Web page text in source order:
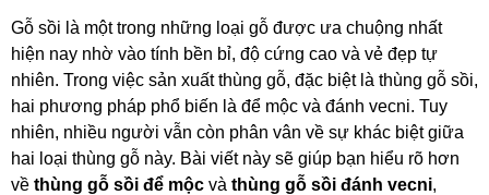
Gỗ sồi là một trong những loại gỗ được ưa chuộng nhất
hiện nay nhờ vào tính bền bỉ, độ cứng cao và vẻ đẹp tự
nhiên. Trong việc sản xuất thùng gỗ, đặc biệt là thùng gỗ sồi,
hai phương pháp phổ biến là để mộc và đánh vecni. Tuy
nhiên, nhiều người vẫn còn phân vân về sự khác biệt giữa
hai loại thùng gỗ này. Bài viết này sẽ giúp bạn hiểu rõ hơn
về thùng gỗ sồi để mộc và thùng gỗ sồi đánh vecni,